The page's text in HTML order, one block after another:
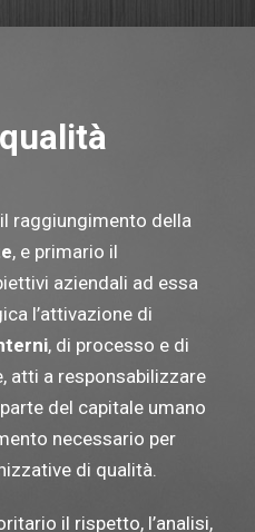
raggiungimento della
, e primario il
aziendali ad essa
l’attivazione di
, di processo e di
atti a responsabilizzare
del capitale umano
necessario per
di qualità.
il rispetto, l’analisi,